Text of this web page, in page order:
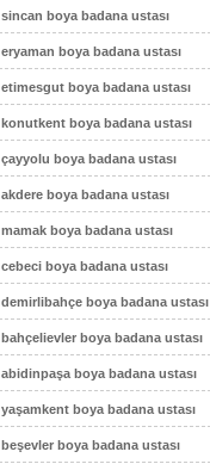
sincan boya badana ustası
eryaman boya badana ustası
etimesgut boya badana ustası
konutkent boya badana ustası
çayyolu boya badana ustası
akdere boya badana ustası
mamak boya badana ustası
cebeci boya badana ustası
demirlibahçe boya badana ustası
bahçelievler boya badana ustası
abidinpaşa boya badana ustası
yaşamkent boya badana ustası
beşevler boya badana ustası